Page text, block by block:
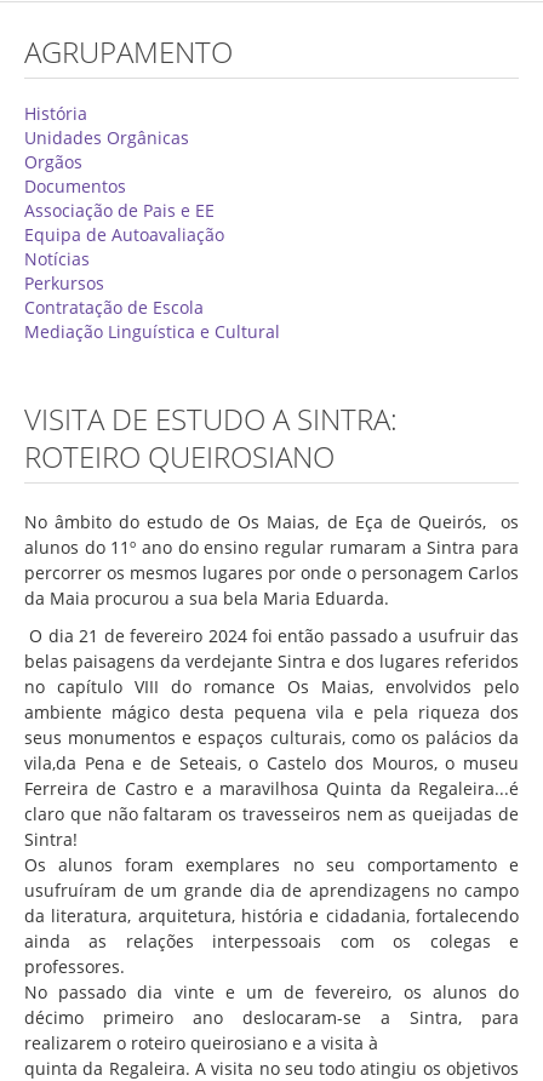
Alunos
Oferta Formativa 2026/2027
Matrículas
Critérios Específicos de Avaliação
Ensino Profissionalizante
Horários
Educação Especial
Atividades do 1º Ciclo
Clubes & Projetos
Exames
Associação de Estudantes
Erasmus+
Calendário Escolar
Manuais Escolares
Horários
Serviços
Secretarias
Bibliotecas
Reprografias/Papelarias
Bufetes/Bares
Refeitórios
SPO
Contactos
AGRUPAMENTO
História
Unidades Orgânicas
Orgãos
Documentos
Associação de Pais e EE
Equipa de Autoavaliação
Notícias
Perkursos
Contratação de Escola
Mediação Linguística e Cultural
VISITA DE ESTUDO A SINTRA:
ROTEIRO QUEIROSIANO
No âmbito do estudo de Os Maias, de Eça de Queirós, os
alunos do 11º ano do ensino regular rumaram a Sintra para
percorrer os mesmos lugares por onde o personagem Carlos
da Maia procurou a sua bela Maria Eduarda.
O dia 21 de fevereiro 2024 foi então passado a usufruir das
belas paisagens da verdejante Sintra e dos lugares referidos
no capítulo VIII do romance Os Maias, envolvidos pelo
ambiente mágico desta pequena vila e pela riqueza dos
seus monumentos e espaços culturais, como os palácios da
vila,da Pena e de Seteais, o Castelo dos Mouros, o museu
Ferreira de Castro e a maravilhosa Quinta da Regaleira...é
claro que não faltaram os travesseiros nem as queijadas de
Sintra!
Os alunos foram exemplares no seu comportamento e
usufruíram de um grande dia de aprendizagens no campo
da literatura, arquitetura, história e cidadania, fortalecendo
ainda as relações interpessoais com os colegas e
professores.
No passado dia vinte e um de fevereiro, os alunos do
décimo primeiro ano deslocaram-se a Sintra, para
realizarem o roteiro queirosiano e a visita à
quinta da Regaleira. A visita no seu todo atingiu os objetivos